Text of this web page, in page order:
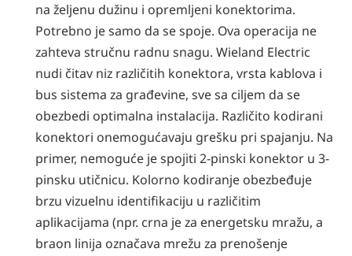
na željenu dužinu i opremljeni konektorima.
Potrebno je samo da se spoje. Ova operacija ne
zahteva stručnu radnu snagu. Wieland Electric
nudi čitav niz različitih konektora, vrsta kablova i
bus sistema za građevine, sve sa ciljem da se
obezbedi optimalna instalacija. Različito kodirani
konektori onemogućavaju grešku pri spajanju. Na
primer, nemoguće je spojiti 2-pinski konektor u 3-
pinsku utičnicu. Kolorno kodiranje obezbeđuje
brzu vizuelnu identifikaciju u različitim
aplikacijama (npr. crna je za energetsku mražu, a
braon linija označava mrežu za prenošenje